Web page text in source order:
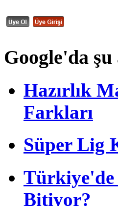
Google'da
Hazırlık
Farkları
Süper Lig
Türkiye'de
Bitiyor?